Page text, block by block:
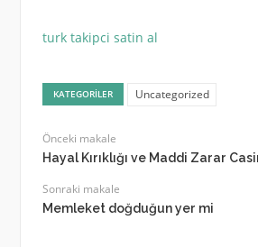
turk takipci satin al
KATEGORILER Uncategorized
Önceki makale
Hayal Kırıklığı ve Maddi Zarar
Sonraki makale
Memleket doğduğun yer mi